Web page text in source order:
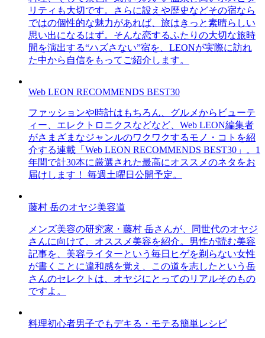
リティも大切です。さらに設えや歴史などその宿なら
ではの個性的な魅力があれば、旅はきっと素晴らしい
思い出になるはず。そんな恋するふたりの大切な旅時
間を演出する“ハズさない”宿を、LEONが実際に訪れ
た中から自信をもってご紹介します。
Web LEON RECOMMENDS BEST30
ファッションや時計はもちろん、グルメからビューテ
ィー、エレクトロニクスなどなど、Web LEON編集者
がさまざまなジャンルのワクワクするモノ・コトを紹
介する連載「Web LEON RECOMMENDS BEST30」。1
年間で計30本に厳選された最高にオススメのネタをお
届けします！ 毎週土曜日公開予定。
藤村 岳のオヤジ美容道
メンズ美容の研究家・藤村 岳さんが、同世代のオヤジ
さんに向けて、オススメ美容を紹介。男性が読む美容
記事を、美容ライターという毎日ヒゲを剃らない女性
が書くことに違和感を覚え、この道を志したという岳
さんのセレクトは、オヤジにとってのリアルそのもの
ですよ。
料理初心者男子でもデキる・モテる簡単レシピ